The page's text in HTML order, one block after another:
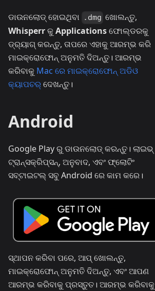
ଡାଉନଲୋଡ୍ ହୋଇଥିବା .dmg ଖୋଲନ୍ତୁ,
WhisperrକୁApplicationsଫୋଲ୍ଡରକୁ
ଡ୍ର୍ୟାଗ୍ କରନ୍ତୁ, ତାପରେ ଏହାକୁ ଆରମ୍ଭ କରି
ମାଇକ୍ରୋଫୋନ୍ ଅନୁମତି ଦିଅନ୍ତୁ। ଆରମ୍ଭ
କରିବାକୁ Mac ରେ ମାଇକ୍ରୋଫୋନ୍ ଅଡିଓ
କ୍ୟାପଚର୍ଦେଖନ୍ତୁ।
Android
Google Play ରୁ ଡାଉନଲୋଡ୍ କରନ୍ତୁ। ଲାଇଭ୍
ଟ୍ରାନ୍ସକ୍ରିପ୍ସନ୍, ଅନୁବାଦ, ଏବଂ ଫ୍ଲୋଟିଂ
ସବ୍‌ଟାଇଟଲ୍ ସବୁ Android ରେ କାମ କରେ।
ସ୍ଥାପନ କରିବା ପରେ, ଆପ୍ ଖୋଲନ୍ତୁ,
ମାଇକ୍ରୋଫୋନ୍ ଅନୁମତି ଦିଅନ୍ତୁ, ଏବଂ ଆପଣ
ଆରମ୍ଭ କରିବାକୁ ପ୍ରସ୍ତୁତ। ଆରମ୍ଭ କରିବାକୁ